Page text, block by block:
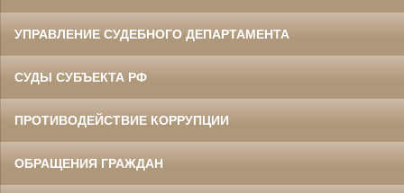
УПРАВЛЕНИЕ СУДЕБНОГО ДЕПАРТАМЕНТА
СУДЫ СУБЪЕКТА РФ
ПРОТИВОДЕЙСТВИЕ КОРРУПЦИИ
ОБРАЩЕНИЯ ГРАЖДАН